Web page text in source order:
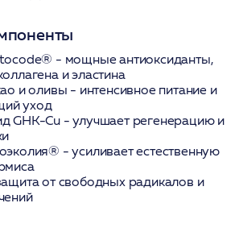
- мощные антиоксиданты,
и эластина
и оливы - интенсивное питание и
уход
GHK-Cu - улучшает регенерацию и
- усиливает естественную
от свободных радикалов и